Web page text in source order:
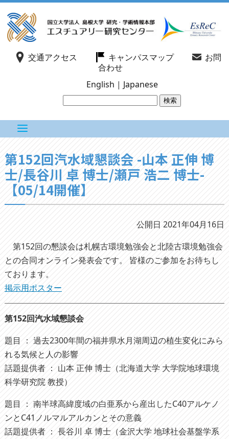
交通アクセス キャンパスマップ
お問
合わせ
English | Japanese
第152回汽水域懇談会 -山本 正伸 博
士/長谷川 卓 博士/瀬戸 浩二 博士-
【05/14開催】
公開日 2021年04月16日
第152回の懇談会は札幌古環境勉強会と北陸古環境勉強会
との合同オンライン発表会です。 皆様のご参加をお待ちし
ております。
掲示用ポスター
第152回汽水域懇談会
題目 ： 過去2300年間の福井県水月湖周辺の植生変化にみら
れる気候と人の影響
話題提供者 ： 山本 正伸 博士（北海道大学 大学院地球環境
科学研究院 教授）
題目 ： 南半球高緯度域の白亜系から産出したC40アルケノ
ンとC41ノルマルアルカンとその意義
話題提供者 ： 長谷川 卓 博士（金沢大学 地球社会基盤学系